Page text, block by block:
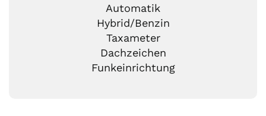
Automatik
Hybrid/Benzin
Taxameter
Dachzeichen
Funkeinrichtung